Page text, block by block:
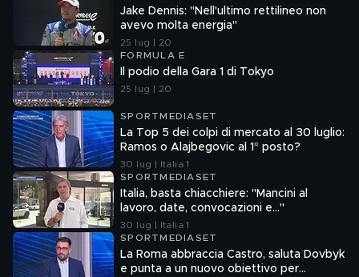
Jake Dennis: "Nell'ultimo rettilineo non
avevo molta energia"
25 lug | 20
FORMULA E
Il podio della Gara 1 di Tokyo
25 lug | 20
SPORTMEDIASET
La Top 5 dei colpi di mercato al 30 luglio:
Ramos o Alajbegovic al 1° posto?
30 lug | Italia 1
SPORTMEDIASET
Italia, basta chiacchiere: "Mancini al
lavoro, date, convocazioni e…"
30 lug | Italia 1
SPORTMEDIASET
La Roma abbraccia Castro, saluta Dovbyk
e punta a un nuovo obiettivo per